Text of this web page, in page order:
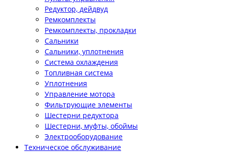
Редуктор, дейдвуд
Ремкомплекты
Ремкомплекты, прокладки
Сальники
Сальники, уплотнения
Система охлаждения
Топливная система
Уплотнения
Управление мотора
Фильтрующие элементы
Шестерни редуктора
Шестерни, муфты, обоймы
Электрооборудование
Техническое обслуживание